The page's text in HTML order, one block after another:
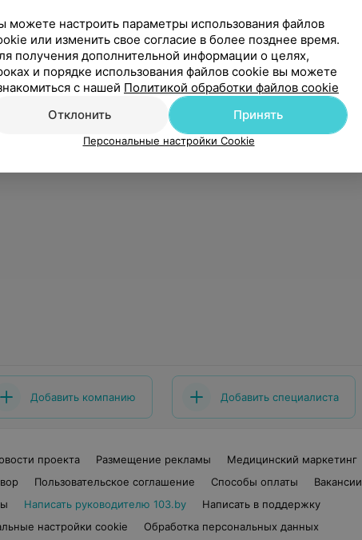
Добавить компанию Добавить специалиста
проекта Размещение рекламы
Медицинский маркетинг
Пользовательское соглашение Способы оплаты
Вакансии
Написать руководителю 103.by
Написать в поддержку
настройки cookie
Обработка персональных данных
можете настроить параметры использования файлов
или изменить свое согласие в более позднее время.
получения дополнительной информации о целях,
и порядке использования файлов cookie вы можете
с нашей Политикой обработки файлов cookie
Отклонить
Принять
Персональные настройки Cookie